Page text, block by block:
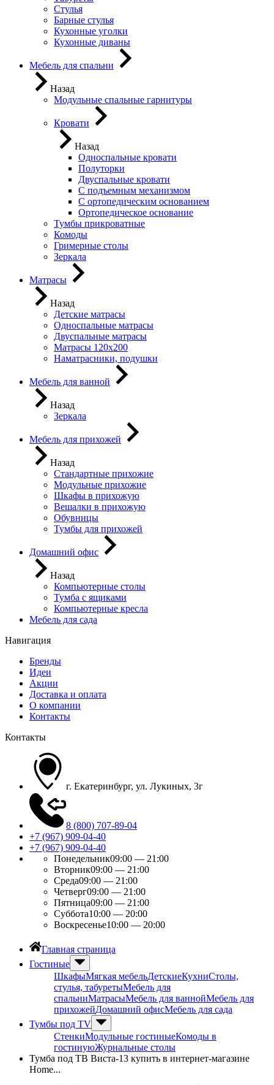
Стулья
Барные стулья
Кухонные уголки
Кухонные диваны
Мебель для спальни
Назад
Модульные спальные гарнитуры
Кровати
Назад
Односпальные кровати
Полуторки
Двуспальные кровати
С подъемным механизмом
С ортопедическим основанием
Ортопедическое основание
Тумбы прикроватные
Комоды
Гримерные столы
Зеркала
Матрасы
Назад
Детские матрасы
Односпальные матрасы
Двуспальные матрасы
Матрасы 120х200
Наматрасники, подушки
Мебель для ванной
Назад
Зеркала
Мебель для прихожей
Назад
Стандартные прихожие
Модульные прихожие
Шкафы в прихожую
Вешалки в прихожую
Обувницы
Тумбы для прихожей
Домашний офис
Назад
Компьютерные столы
Тумба с ящиками
Компьютерные кресла
Мебель для сада
Навигация
Бренды
Идеи
Акции
Доставка и оплата
О компании
Контакты
Контакты
г. Екатеринбург, ул. Лукиных, 3г
8 (800) 707-89-04
+7 (967) 909-04-40
+7 (967) 909-04-40
Понедельник09:00 — 21:00
Вторник09:00 — 21:00
Среда09:00 — 21:00
Четверг09:00 — 21:00
Пятница09:00 — 21:00
Суббота10:00 — 20:00
Воскресенье10:00 — 20:00
Главная страница
Гостиные
ШкафыМягкая мебельДетскиеКухниСтолы,
стулья, табуретыМебель для
спальниМатрасыМебель для ваннойМебель для
прихожейДомашний офисМебель для сада
Тумбы под ТV
СтенкиМодульные гостиныеКомоды в
гостинуюЖурнальные столы
Тумба под ТВ Виста-13 купить в интернет-магазине
Home...